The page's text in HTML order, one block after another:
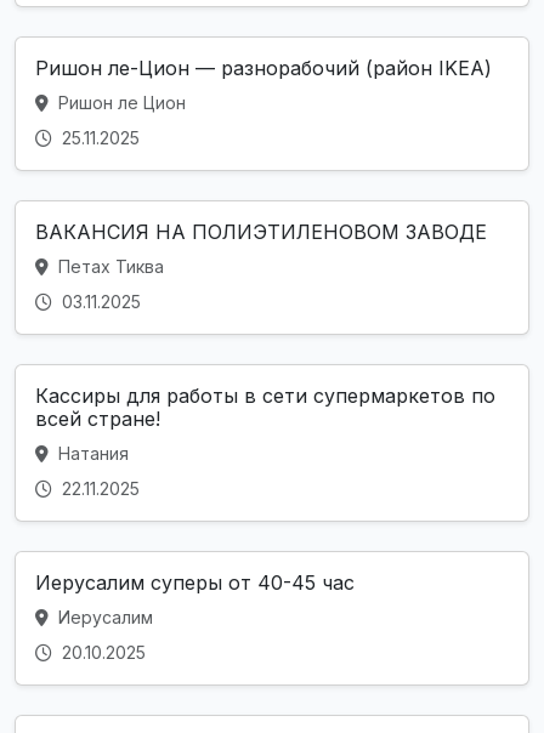
Ришон ле-Цион — разнорабочий (район IKEA)
Ришон ле Цион
25.11.2025
ВАКАНСИЯ НА ПОЛИЭТИЛЕНОВОМ ЗАВОДЕ
Петах Тиква
03.11.2025
Кассиры для работы в сети супермаркетов по
всей стране!
Натания
22.11.2025
Иерусалим суперы от 40-45 час
Иерусалим
20.10.2025